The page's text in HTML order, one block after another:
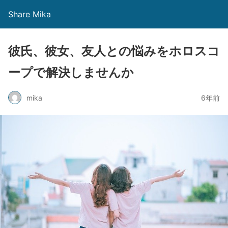
Share Mika
彼氏、彼女、友人との悩みをホロスコ
ープで解決しませんか
mika 6年前